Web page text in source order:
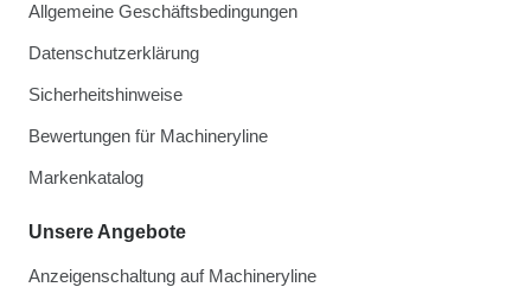
Allgemeine Geschäftsbedingungen
Datenschutzerklärung
Sicherheitshinweise
Bewertungen für Machineryline
Markenkatalog
Unsere Angebote
Anzeigenschaltung auf Machineryline